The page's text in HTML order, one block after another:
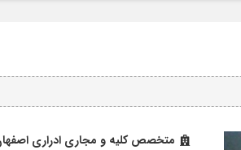
متخصص کلیه و مجاری ادراری